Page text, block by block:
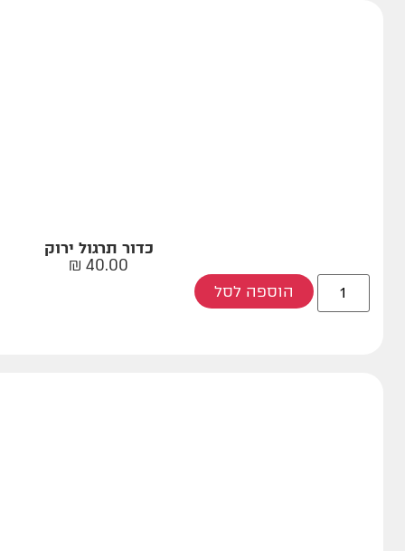
כדור תרגול ירוק
40.00
₪
הוספה לסל